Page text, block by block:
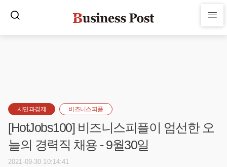
시민과경제 비즈니스피플
[HotJobs100] 비즈니스피플이 엄선한 오
늘의 경력직 채용 - 9월30일
2021-09-30 10:14:41